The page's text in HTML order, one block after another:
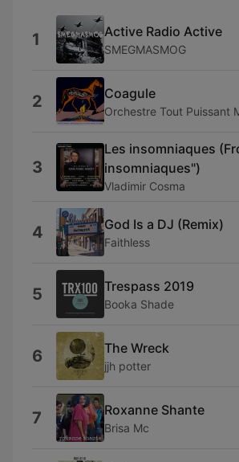
1 Active Radio Active
SMEGMASMOG
2 Coagule
Orchestre Tout Puissant
3
Les insomniaques
insomniaques")
Vladimir Cosma
4 God Is a DJ (Remix)
Faithless
5 Trespass 2019
Booka Shade
6 The Wreck
jjh potter
7 Roxanne Shante
Brisa Mc